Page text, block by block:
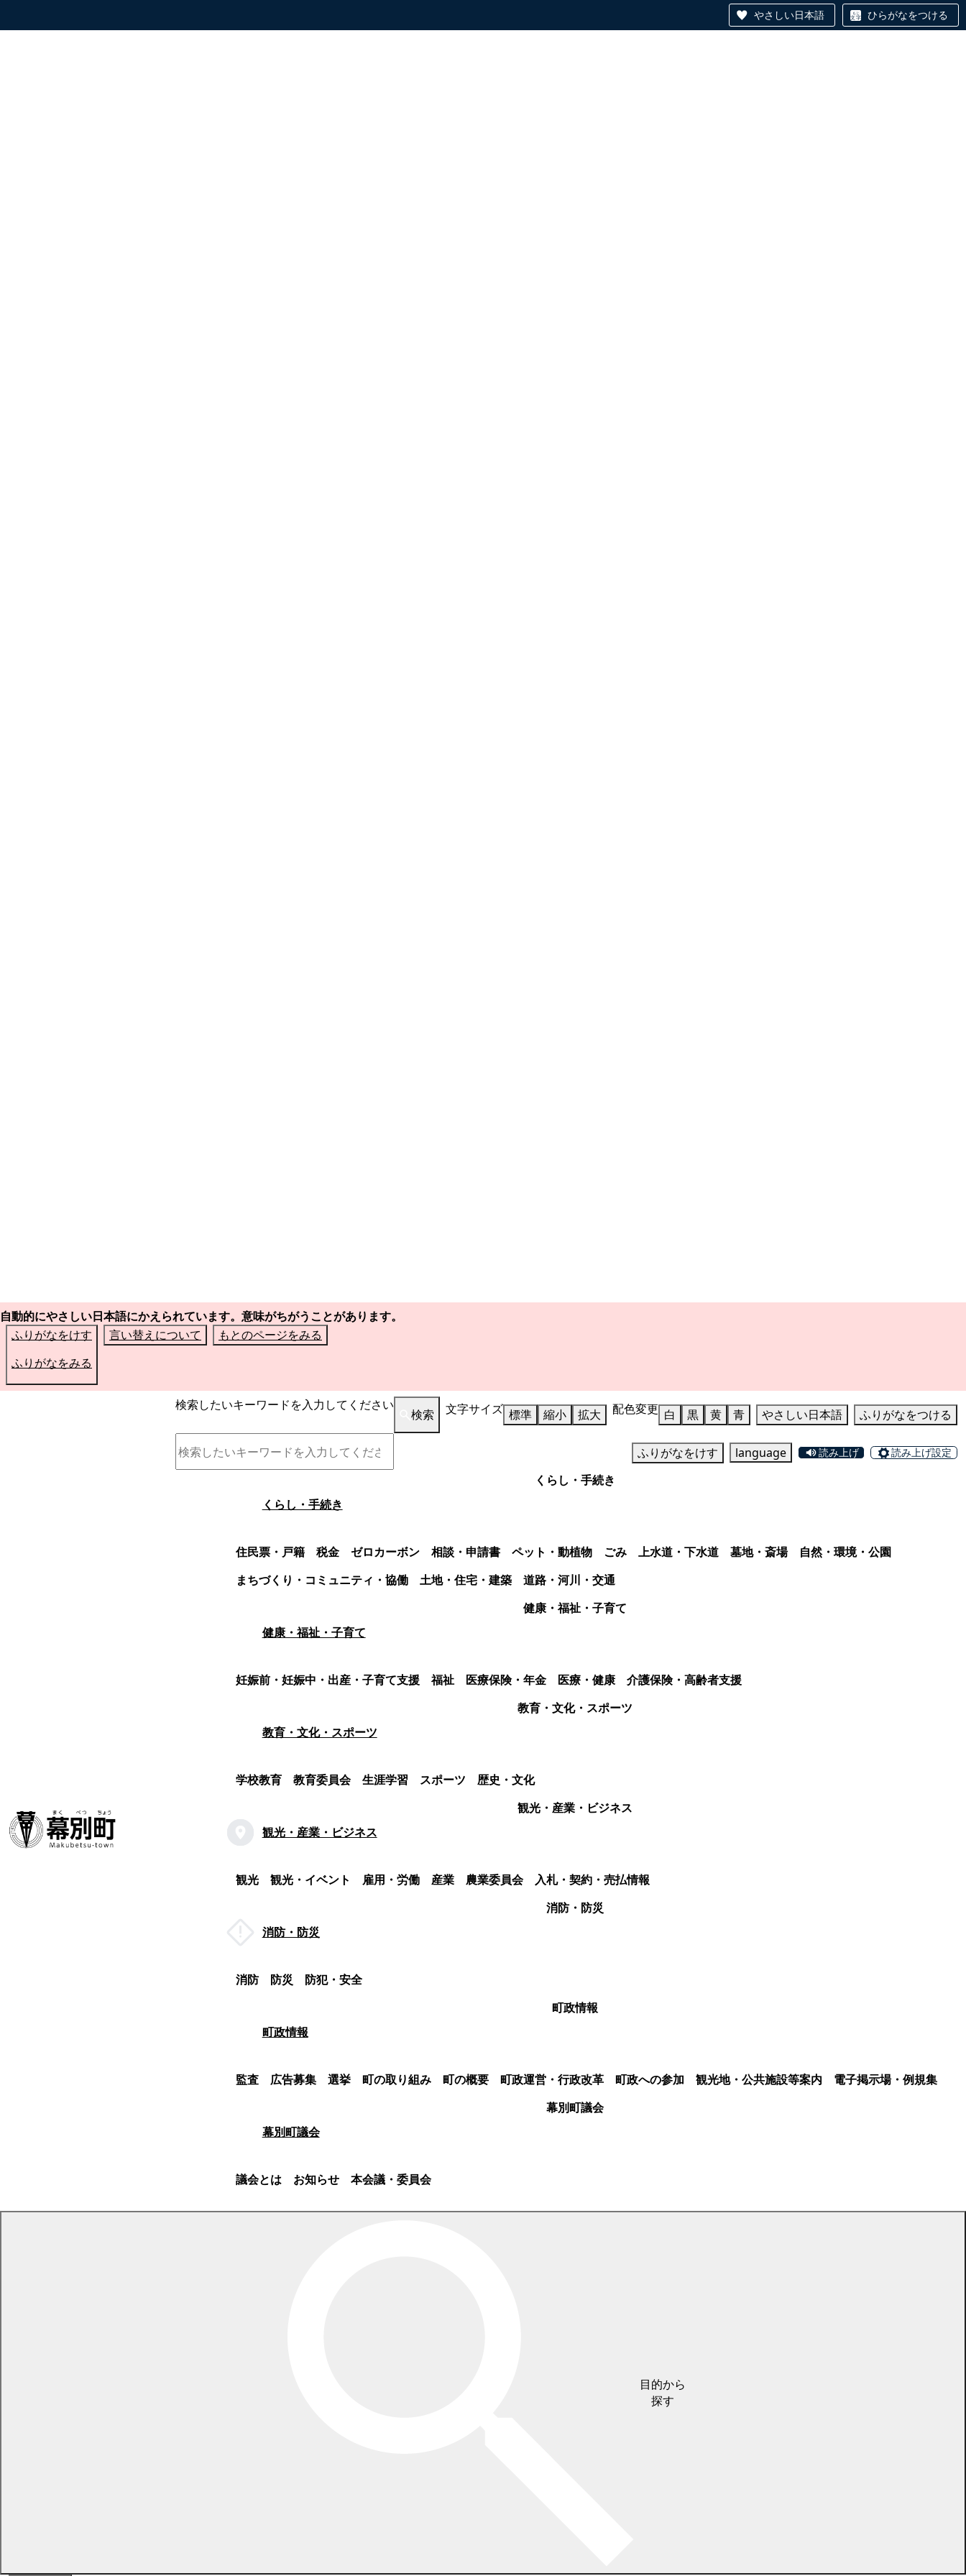
やさしい日本語 ひらがなをつける
自動的にやさしい日本語にかえられています。意味がちがうことがあります。
ふりがなをけす
ふりがなをみる
言い替えについて もとのページをみる
検索したいキーワードを入力してください
検索 文字サイズ 標準 縮小 拡大 配色変更 白 黒 黄 青 やさしい日本語 ふりがなをつける
ふりがなをけす language 読み上げ 読み上げ設定
くらし・手続き
くらし・手続き
住民票・戸籍 税金 ゼロカーボン 相談・申請書 ペット・動植物 ごみ 上水道・下水道 墓地・斎場
自然・環境・公園
まちづくり・コミュニティ・協働
土地・住宅・建築
道路・河川・交通
健康・福祉・子育て
健康・福祉・子育て
妊娠前・妊娠中・出産・子育て支援 福祉 医療保険・年金 医療・健康
介護保険・高齢者支援
教育・文化・スポーツ
教育・文化・スポーツ
学校教育 教育委員会 生涯学習 スポーツ
歴史・文化
観光・産業・ビジネス
観光・産業・ビジネス
観光 観光・イベント 雇用・労働 産業 農業委員会
入札・契約・売払情報
消防・防災
消防・防災
消防 防災
防犯・安全
町政情報
町政情報
監査 広告募集 選挙 町の取り組み 町の概要 町政運営・行政改革 町政への参加 観光地・公共施設等案内
電子掲示場・例規集
幕別町議会
幕別町議会
議会とは お知らせ 本会議・委員会
目的から
探す